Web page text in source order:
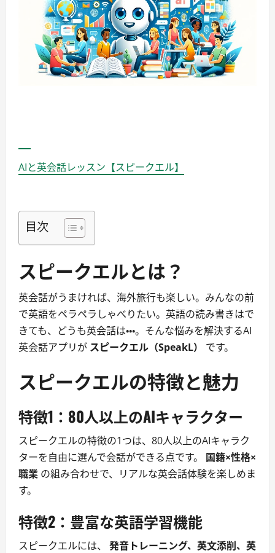
AIと英会話レッスン【スピークエル】
目次
スピークエルとは？
英会話がうまければ、海外旅行も楽しい。みんなの前
で英語をペラペラしゃべりたい。英語の読み書きはで
きても、どうも英会話は・・・。そんな悩みを解決するAI
英会話アプリが スピークエル（SpeakL） です。
スピークエルの特徴と魅力
特徴1：80人以上のAIキャラクター
スピークエルの特徴の1つは、80人以上のAIキャラク
ターを自由に選んで会話ができる点です。 国籍×性格×
職業 の組み合わせで、リアルな英会話体験を楽しめま
す。
特徴2：豊富な英語学習機能
スピークエルには、 発音トレーニング、英文添削、英